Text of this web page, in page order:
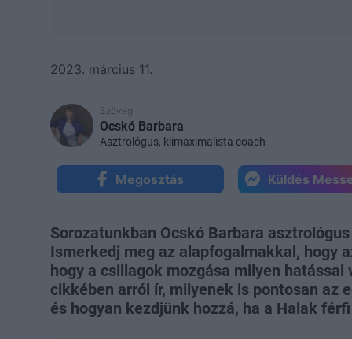
2023. március 11.
Szöveg:
Ocskó Barbara
Asztrológus, klimaximalista coach
Megosztás Küldés
Sorozatunkban Ocskó Barbara
Ismerkedj meg az alapfogalmakkal, hogy
hogy a csillagok mozgása milyen
cikkében arról ír, milyenek is pontosan az
és hogyan kezdjünk hozzá, ha a Halak